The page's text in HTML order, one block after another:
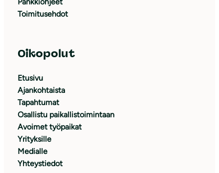
Toimitusehdot
Oikopolut
Etusivu
Ajankohtaista
Tapahtumat
Osallistu paikallistoimintaan
Avoimet työpaikat
Yrityksille
Medialle
Yhteystiedot